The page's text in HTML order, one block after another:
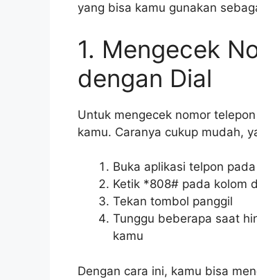
yang bisa kamu gunakan
1. Mengecek
dengan Dial
Untuk mengecek nomor
kamu. Caranya cukup mudah,
Buka aplikasi telpon
Ketik *808# pada kolom
Tekan tombol panggil
Tunggu beberapa saat
kamu
Dengan cara ini, kamu bisa